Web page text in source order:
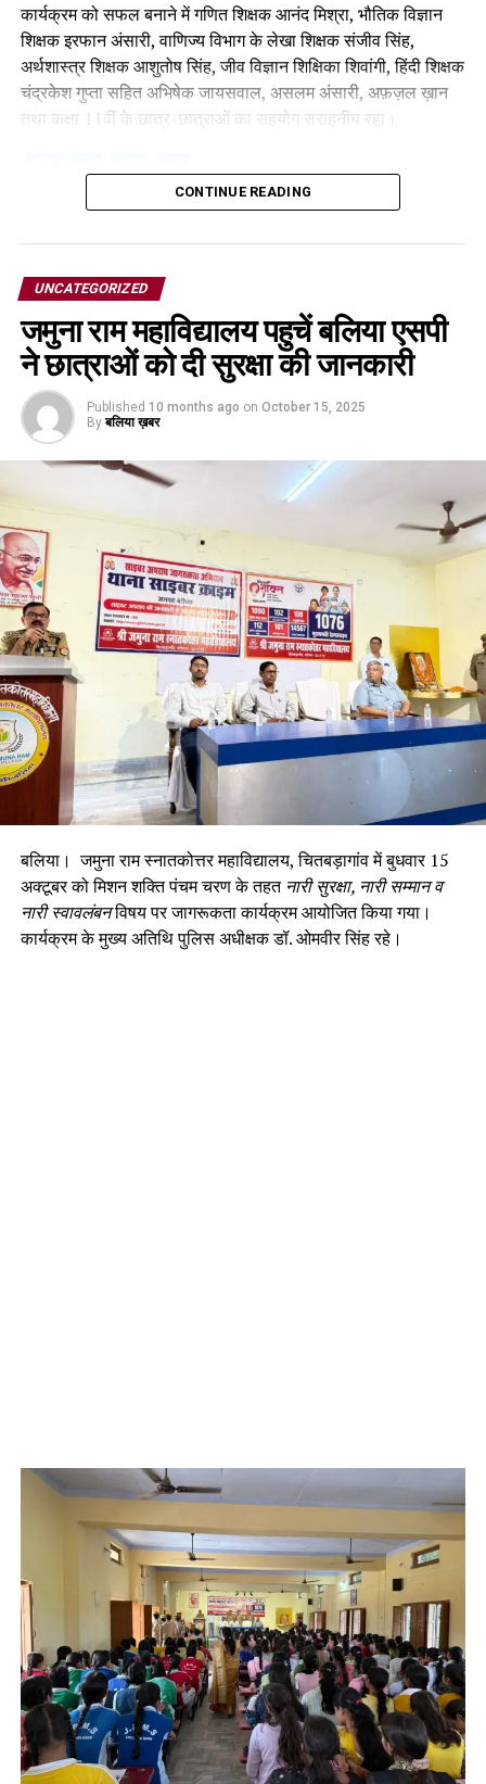
कार्यक्रम को सफल बनाने में गणित शिक्षक आनंद मिश्रा, भौतिक विज्ञान
शिक्षक इरफान अंसारी, वाणिज्य विभाग के लेखा शिक्षक संजीव सिंह,
अर्थशास्त्र शिक्षक आशुतोष सिंह, जीव विज्ञान शिक्षिका शिवांगी, हिंदी शिक्षक
चंद्रकेश गुप्ता सहित अभिषेक जायसवाल, असलम अंसारी, अफ़ज़ल ख़ान
तथा कक्षा 11वीं के छात्र-छात्राओं का सहयोग सराहनीय रहा।
Facebook
Twitter
WhatsApp
Share
CONTINUE READING
UNCATEGORIZED
जमुना राम महाविद्यालय पहुचें बलिया एसपी
ने छात्राओं को दी सुरक्षा की जानकारी
Published 10 months ago on October 15, 2025
By बलिया ख़बर
बलिया। जमुना राम स्नातकोत्तर महाविद्यालय, चितबड़ागांव में बुधवार 15
अक्टूबर को मिशन शक्ति पंचम चरण के तहत नारी सुरक्षा, नारी सम्मान व
नारी स्वावलंबनविषय पर जागरूकता कार्यक्रम आयोजित किया गया।
कार्यक्रम के मुख्य अतिथि पुलिस अधीक्षक डॉ. ओमवीर सिंह रहे।